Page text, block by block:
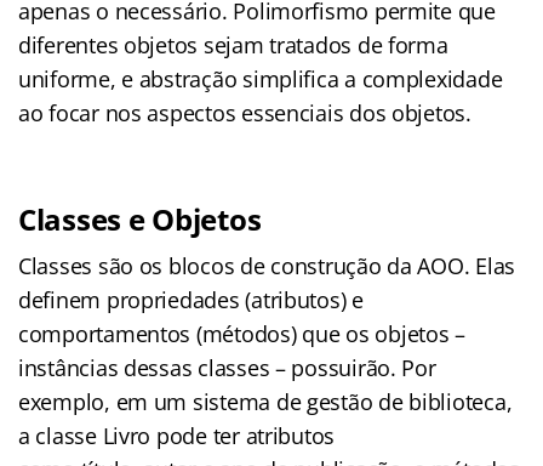
apenas o necessário. Polimorfismo permite que
diferentes objetos sejam tratados de forma
uniforme, e abstração simplifica a complexidade
ao focar nos aspectos essenciais dos objetos.
Classes e Objetos
Classes são os blocos de construção da AOO. Elas
definem propriedades (atributos) e
comportamentos (métodos) que os objetos –
instâncias dessas classes – possuirão. Por
exemplo, em um sistema de gestão de biblioteca,
a classe Livro pode ter atributos